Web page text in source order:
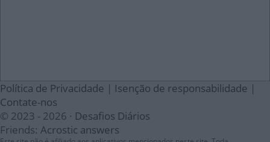
Política de Privacidade | Isenção de responsabilidade |
Contate-nos
© 2023 - 2026 · Desafios Diários
Friends: Acrostic answers